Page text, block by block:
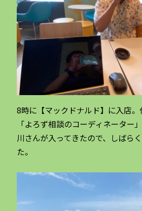
8時に【マックドナルド】に入店
「よろず相談のコーディネーター
川さんが入ってきたので、しばら
た。